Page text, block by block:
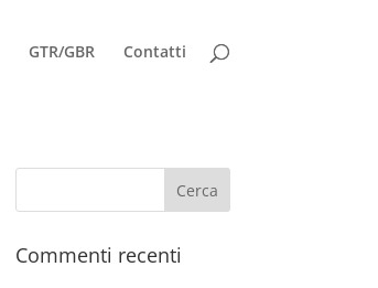
GTR/GBR Contatti
Commenti recenti